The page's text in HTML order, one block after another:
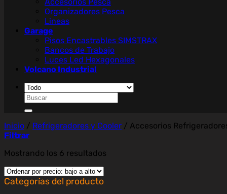
Organizadores Pesca
Lineas
Garage
Pisos Encastrables SIMSTRAX
Bancos de Trabajo
Luces Led Hexagonales
Volcano Industrial
Buscar
por:
Inicio / Refrigeradores y Cooler / Accesorios
Filtrar
Mostrando los 6 resultados
Categorías del producto